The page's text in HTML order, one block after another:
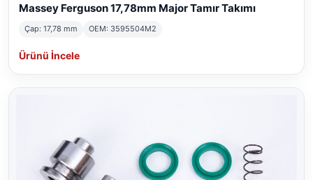
Massey Ferguson 17,78mm Major Tamır Takımı
Çap: 17,78 mm OEM: 3595504M2
Ürünü İncele